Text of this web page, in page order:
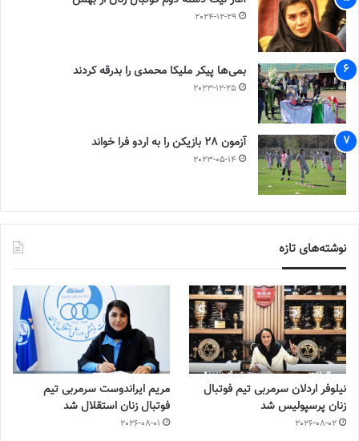
2024-12-29
بمی‌ها پیکر ملیکا محمدی را بدرقه کردند
2023-12-25
آزمون 28 بازیکن را به اردو فرا خواند
2023-05-14
نوشته‌های تازه
نیلوفر اردلان سرمربی تیم فوتبال
زنان پرسپولیس شد
2026-08-02
مریم ایراندوست سرمربی تیم
فوتبال زنان استقلال شد
2026-08-01